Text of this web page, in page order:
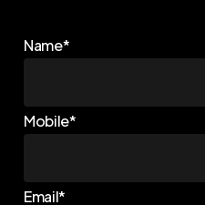
Name*
Mobile*
Email*